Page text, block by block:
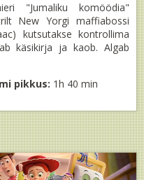
"Jumaliku komöödia"
New Yorgi maffiabossi
kutsutakse kontrollima
käsikirja ja kaob. Algab
pikkus: 1h 40 min